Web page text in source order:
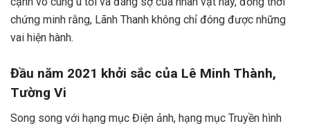
chứng minh rằng, Lãnh Thanh không chỉ đóng được những
vai hiện hành.
Đầu năm 2021 khởi sắc của Lê Minh Thành,
Tường Vi
Song song với hạng mục Điện ảnh, hạng mục Truyền hình